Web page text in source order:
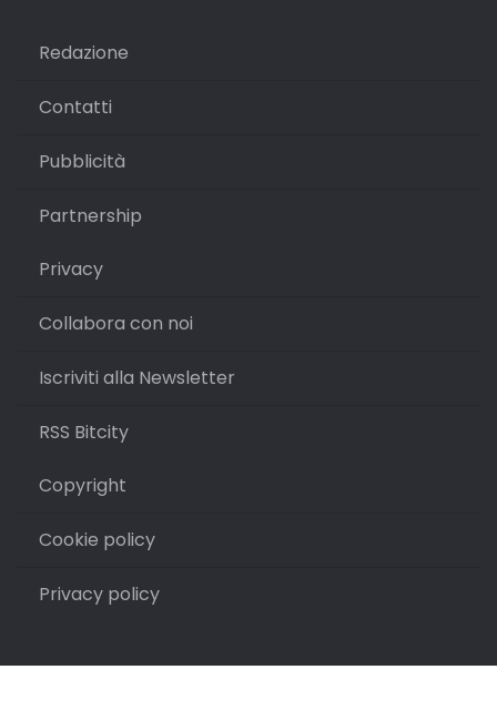
Redazione
Contatti
Pubblicità
Partnership
Privacy
Collabora con noi
Iscriviti alla Newsletter
RSS Bitcity
Copyright
Cookie policy
Privacy policy